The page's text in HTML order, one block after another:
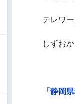
テレワ
しずお
「静岡